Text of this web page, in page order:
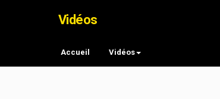
Vidéos
Accueil Vidéos